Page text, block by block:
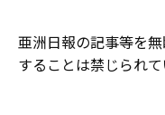
亜洲日報の記事等を
することは禁じられて